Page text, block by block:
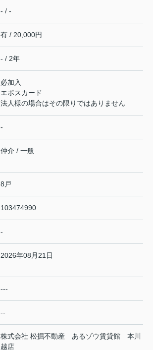
- / -
有 / 20,000円
- / 2年
必加入
エポスカード
法人様の場合はその限りではありません
-
仲介 / 一般
8戸
103474990
-
2026年08月21日
---
--
株式会社 松掘不動産 あるゾウ賃貸館 本川
越店